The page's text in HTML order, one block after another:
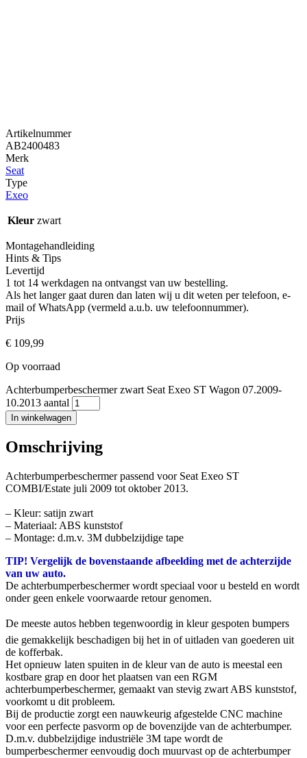
Artikelnummer
AB2400483
Merk
Seat
Type
Exeo
Kleur zwart
Montagehandleiding
Hints & Tips
Levertijd
1 tot 14 werkdagen na ontvangst van uw bestelling.
Als het langer gaat duren dan laten wij u dit weten per telefoon, e-
mail of WhatsApp (vermeld a.u.b. uw telefoonnummer).
Prijs
€ 109,99
Op voorraad
Achterbumperbeschermer zwart Seat Exeo ST Wagon 07.2009-
10.2013 aantal
In winkelwagen
Omschrijving
Achterbumperbeschermer passend voor Seat Exeo ST
COMBI/Estate juli 2009 tot oktober 2013.
– Kleur: satijn zwart
– Materiaal: ABS kunststof
– Montage: d.m.v. 3M dubbelzijdige tape
TIP! Vergelijk de bovenstaande afbeelding met de achterzijde
van uw auto.
De achterbumperbeschermer wordt speciaal voor u besteld en wordt
onder geen enkele voorwaarde retour genomen.
De meeste autos hebben tegenwoordig in kleur gespoten bumpers
die gemakkelijk beschadigen bij het in of uitladen van goederen uit
de kofferbak.
Het opnieuw laten spuiten in de kleur van de auto is meestal een
kostbare grap en door het plaatsen van een RGM
achterbumperbeschermer, gemaakt van stevig zwart ABS kunststof,
voorkomt u dit probleem.
Bij de productie zorgt een nauwkeurig afgestelde CNC machine
voor een perfecte pasvorm op de bovenzijde van de achterbumper.
D.m.v. dubbelzijdige industriële 3M tape wordt de
bumperbeschermer eenvoudig doch muurvast op de achterbumper